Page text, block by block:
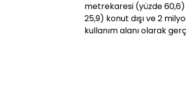
metrekaresi (yüzde
25,9) konut dışı ve 2
kullanım alanı olarak